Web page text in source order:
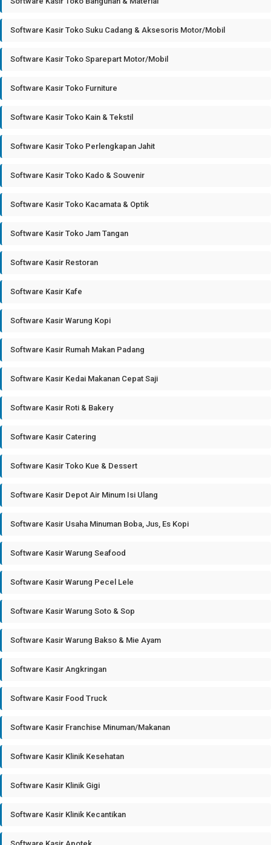
Software Kasir Toko Suku Cadang & Aksesoris Motor/Mobil
Software Kasir Toko Sparepart Motor/Mobil
Software Kasir Toko Furniture
Software Kasir Toko Kain & Tekstil
Software Kasir Toko Perlengkapan Jahit
Software Kasir Toko Kado & Souvenir
Software Kasir Toko Kacamata & Optik
Software Kasir Toko Jam Tangan
Software Kasir Restoran
Software Kasir Kafe
Software Kasir Warung Kopi
Software Kasir Rumah Makan Padang
Software Kasir Kedai Makanan Cepat Saji
Software Kasir Roti & Bakery
Software Kasir Catering
Software Kasir Toko Kue & Dessert
Software Kasir Depot Air Minum Isi Ulang
Software Kasir Usaha Minuman Boba, Jus, Es Kopi
Software Kasir Warung Seafood
Software Kasir Warung Pecel Lele
Software Kasir Warung Soto & Sop
Software Kasir Warung Bakso & Mie Ayam
Software Kasir Angkringan
Software Kasir Food Truck
Software Kasir Franchise Minuman/Makanan
Software Kasir Klinik Kesehatan
Software Kasir Klinik Gigi
Software Kasir Klinik Kecantikan